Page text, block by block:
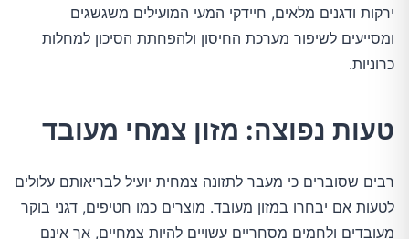
ירקות ודגנים מלאים, חיידקי המעי המועילים משגשגים
ומסייעים לשיפור מערכת החיסון ולהפחתת הסיכון למחלות
כרוניות.
טעות נפוצה: מזון צמחי מעובד
רבים שסוברים כי מעבר לתזונה צמחית יועיל לבריאותם עלולים
לטעות אם יבחרו במזון מעובד. מוצרים כמו חטיפים, דגני בוקר
מעובדים ולחמים מסחריים עשויים להיות צמחיים, אך אינם